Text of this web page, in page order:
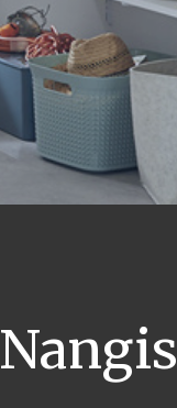
Nangis